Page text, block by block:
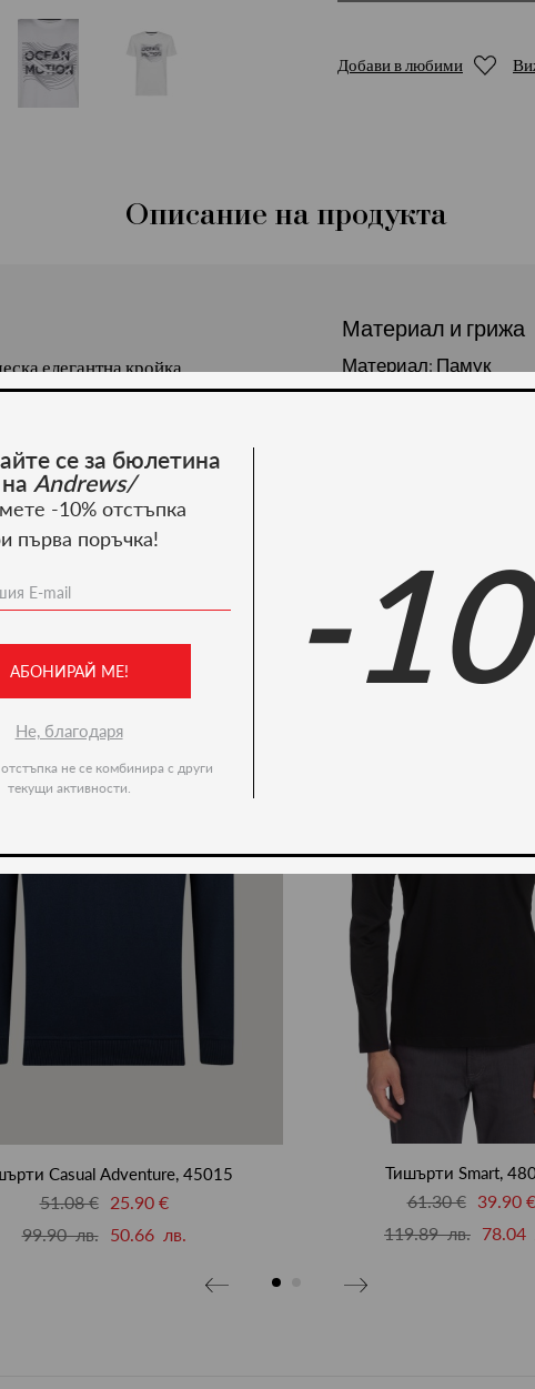
Добави в любими
Описание на продукта
елегантна кройка.
памук.
Материал и грижа
Материал: Памук
Ние препоръчваме
Casual Adventure, 45015
51.08 €
25.90 €
99.90 лв.
50.66 лв.
Тишърти Smart,
61.30 €
39.90 €
119.89 лв. 78.04
се за бюлетина
на Andrews/
-10% отстъпка
първа поръчка!
АБОНИРАЙ МЕ!
Не, благодаря
не се комбинира с други
текущи активности.
-